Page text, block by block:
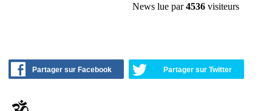
News lue par4536 visiteurs
Partager sur Facebook Partager sur Twitter